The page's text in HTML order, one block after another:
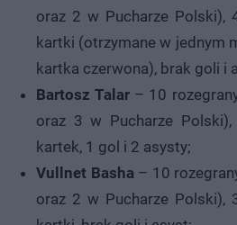
oraz 2 w Pucharze Polski),
kartki (otrzymane w jednym
kartka czerwona), brak goli i
Bartosz Talar – 10
oraz 3 w Pucharze
kartek, 1 gol i 2 asysty;
Vullnet Basha – 10
oraz 2 w Pucharze Polski),